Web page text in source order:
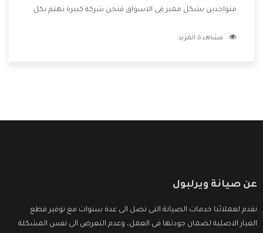
متواجدين بشكل مميز فى الاسواق فنحن شركة كبيرة نهتم بكل
الشركة بها والتى تكون منها خدمة الصيانة التى تكون من أهم
مشاهدة المزيد
عن صيانة ويرلبول
نقدم لعملائنا خدمات الصيانة التى تصل الى عدة سنوات مع توفير قطع
الغيار الاصلية لضمان جودتها فى العمل، وعدم التعرض الى نفس المشكلة